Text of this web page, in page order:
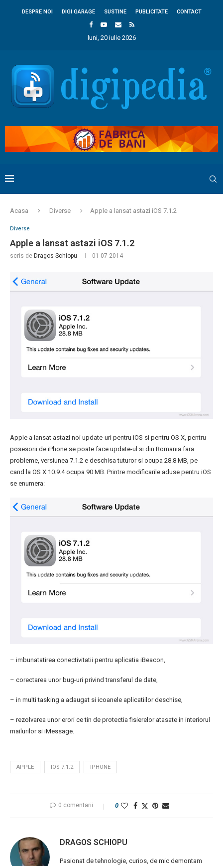
DESPRE NOI DIGI GARAGE SUSTINE PUBLICITATE CONTACT
luni, 20 iulie 2026
Acasa Diverse Apple a lansat astazi iOS 7.1.2
Diverse
Apple a lansat astazi iOS 7.1.2
scris de Dragos Schiopu 01-07-2014
Apple a lansat astazi noi update-uri pentru iOS si pentru OS X, pentru
posesorii de iPhone se poate face update-ul si din Romania fara
probleme, versiunea 7.1.2 e deschisa tuturor si ocupa 28.8 MB, pe
cand la OS X 10.9.4 ocupa 90 MB. Printre modificarile aduse pentru iOS
se enumera:
– imbunatatirea conectivitatii pentru aplicatia iBeacon,
– corectarea unor bug-uri privind transferul de date,
– in multi tasking a adaugat si icoanele aplicatiilor deschise,
– rezolvarea unor erori ce tin de protectia fisierelor atasate in interiorul
mailurilor si iMessage.
APPLE IOS 7.1.2 IPHONE
0 comentarii 0
DRAGOS SCHIOPU
Pasionat de tehnologie, curios, de mic demontam